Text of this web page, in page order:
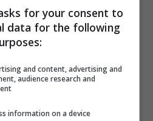
for your consent to
data for the following
and content, advertising and
audience research and
information on a device